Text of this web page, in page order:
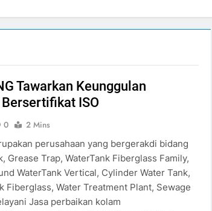
Tawarkan Keunggulan
ISO
0
2 Mins
perusahaan yang bergerakdi bidang
Grease Trap, WaterTank Fiberglass Family,
WaterTank Vertical, Cylinder Water Tank,
Fiberglass, Water Treatment Plant, Sewage
Jasa perbaikan kolam